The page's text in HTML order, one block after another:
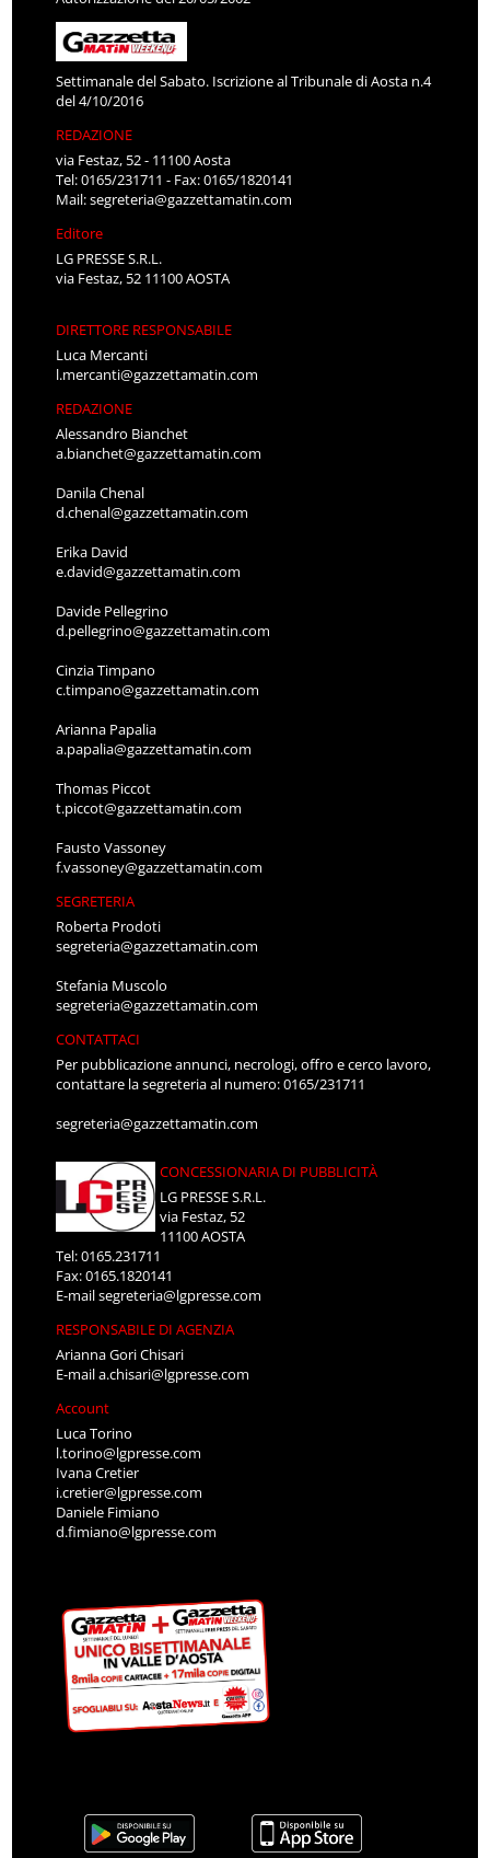
Settimanale del Sabato. Iscrizione al Tribunale di Aosta n.4
del 4/10/2016
REDAZIONE
via Festaz, 52 - 11100 Aosta
Tel: 0165/231711 - Fax: 0165/1820141
Mail:segreteria@gazzettamatin.com
Editore
LG PRESSE S.R.L.
via Festaz, 52 11100 AOSTA
DIRETTORE RESPONSABILE
Luca Mercanti
l.mercanti@gazzettamatin.com
REDAZIONE
Alessandro Bianchet
a.bianchet@gazzettamatin.com
Danila Chenal
d.chenal@gazzettamatin.com
Erika David
e.david@gazzettamatin.com
Davide Pellegrino
d.pellegrino@gazzettamatin.com
Cinzia Timpano
c.timpano@gazzettamatin.com
Arianna Papalia
a.papalia@gazzettamatin.com
Thomas Piccot
t.piccot@gazzettamatin.com
Fausto Vassoney
f.vassoney@gazzettamatin.com
SEGRETERIA
Roberta Prodoti
segreteria@gazzettamatin.com
Stefania Muscolo
segreteria@gazzettamatin.com
CONTATTACI
Per pubblicazione annunci, necrologi, offro e cerco lavoro,
contattare la segreteria al numero: 0165/231711
segreteria@gazzettamatin.com
CONCESSIONARIA DI PUBBLICITÀ
LG PRESSE S.R.L.
via Festaz, 52
11100 AOSTA
Tel: 0165.231711
Fax: 0165.1820141
E-mailsegreteria@lgpresse.com
RESPONSABILE DI AGENZIA
Arianna Gori Chisari
E-maila.chisari@lgpresse.com
Account
Luca Torino
l.torino@lgpresse.com
Ivana Cretier
i.cretier@lgpresse.com
Daniele Fimiano
d.fimiano@lgpresse.com